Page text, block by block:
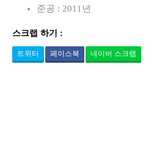
준공 : 2011년
스크랩 하기 :
트위터 페이스북 네이버 스크랩